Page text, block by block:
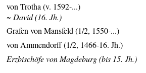
von Trotha (v. 1592-...)
~ David (16. Jh.)
Grafen von Mansfeld (1/2, 1550-...)
von Ammendorff (1/2, 1466-16. Jh.)
Erzbischöfe von Magdeburg (bis 15. Jh.)